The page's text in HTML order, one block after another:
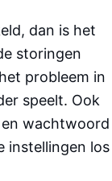
dan is het
storingen
probleem in
speelt. Ook
wachtwoord
instellingen los